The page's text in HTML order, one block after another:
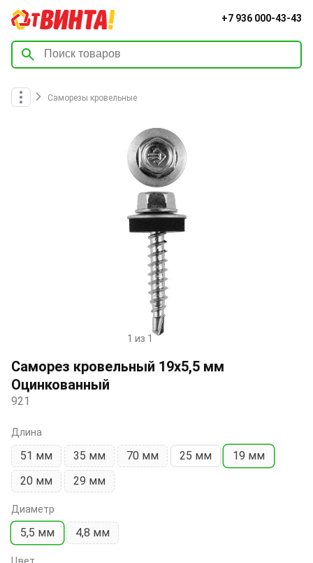
+7 936 000-43-43
Саморезы кровельные
1
of
1
1 из 1
Саморез кровельный 19х5,5 мм
Оцинкованный
921
Длина
51 мм 35 мм 70 мм 25 мм
19 мм
20 мм
29 мм
Диаметр
5,5 мм 4,8 мм
Цвет